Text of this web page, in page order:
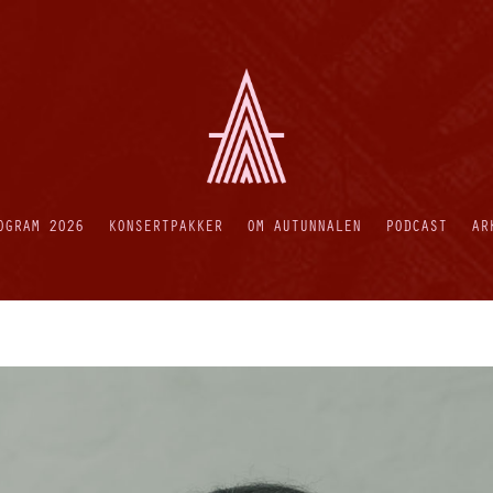
2026 KONSERTPAKKER OM AUTUNNALEN PODCAST